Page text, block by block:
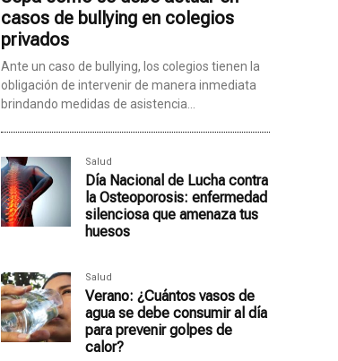
casos de bullying en colegios
privados
Ante un caso de bullying, los colegios tienen la
obligación de intervenir de manera inmediata
brindando medidas de asistencia...
Salud
Día Nacional de Lucha contra
la Osteoporosis: enfermedad
silenciosa que amenaza tus
huesos
Salud
Verano: ¿Cuántos vasos de
agua se debe consumir al día
para prevenir golpes de
calor?